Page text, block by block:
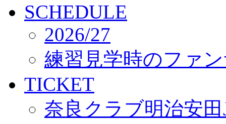
SCHEDULE
2026/27
練習見学時のファ
TICKET
奈良クラブ明治安